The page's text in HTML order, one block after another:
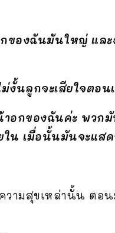
องฉันมันใหญ่ และ
นลูกจะเสียใจตอน
อกของฉันค่ะ พวก
น เมื่อนั้นมันจะแส
ความสุขเหล่านั้น ต